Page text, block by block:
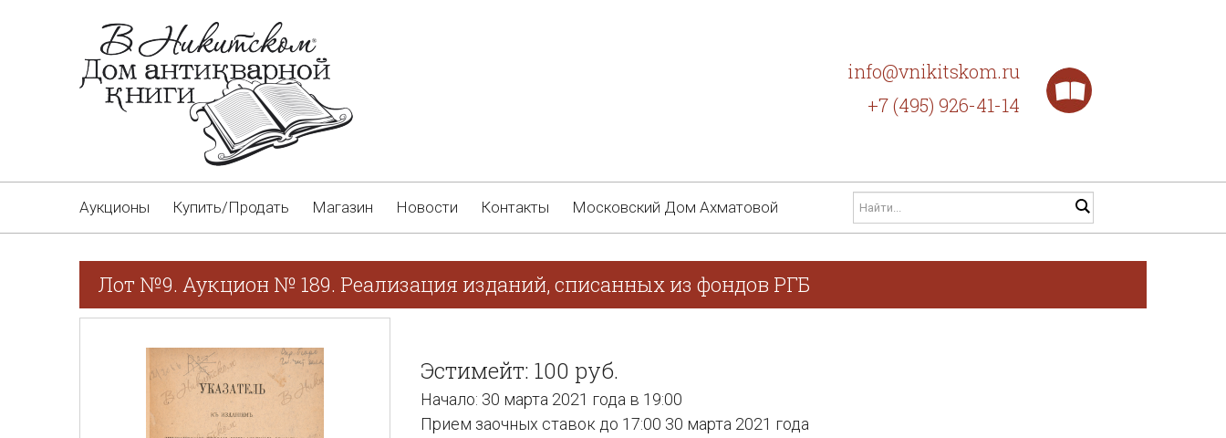
info@vnikitskom.ru
+7 (495) 926-41-14
Аукционы Купить/Продать Магазин Новости Контакты Московский Дом Ахматовой
Лот №9. Аукцион № 189. Реализация изданий, списанных из фондов РГБ
Эстимейт: 100 руб.
Начало: 30 марта 2021 года в 19:00
Прием заочных ставок до 17:00 30 марта 2021 года